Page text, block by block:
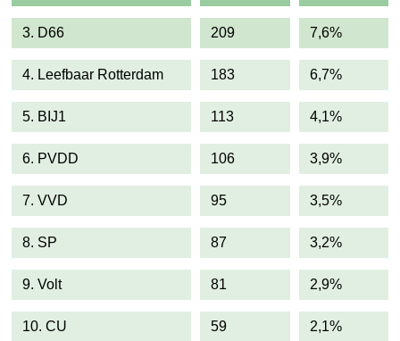
3. D66 209 7,6%
4. Leefbaar Rotterdam 183 6,7%
5. BIJ1 113 4,1%
6. PVDD 106 3,9%
7. VVD 95 3,5%
8. SP 87 3,2%
9. Volt 81 2,9%
10. CU 59 2,1%